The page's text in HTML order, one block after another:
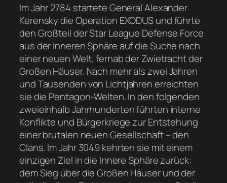
Im Jahr 2784 startete General Alexander
Kerensky die Operation EXODUS und führte
den Großteil der Star League Defense Force
aus der Inneren Sphäre auf die Suche nach
einer neuen Welt, fernab der Zwietracht der
Großen Häuser. Nach mehr als zwei Jahren
und Tausenden von Lichtjahren erreichten
sie die Pentagon-Welten. In den folgenden
zweieinhalb Jahrhunderten führten interne
Konflikte und Bürgerkriege zur Entstehung
einer brutalen neuen Gesellschaft – den
Clans. Im Jahr 3049 kehrten sie mit einem
einzigen Ziel in die Innere Sphäre zurück:
dem Sieg über die Großen Häuser und der